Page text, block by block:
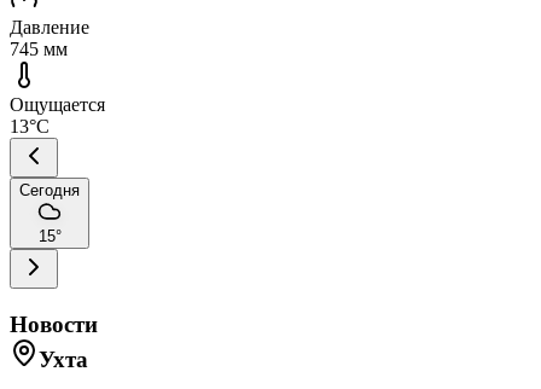
Давление
745 мм
Ощущается
13°C
Сегодня
15°
Новости
Ухта